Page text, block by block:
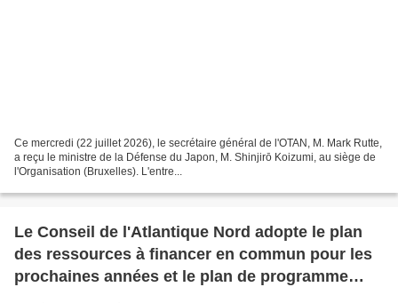
Ce mercredi (22 juillet 2026), le secrétaire général de l'OTAN, M. Mark Rutte,
a reçu le ministre de la Défense du Japon, M. Shinjirō Koizumi, au siège de
l'Organisation (Bruxelles). L'entre...
Le Conseil de l'Atlantique Nord adopte le plan
des ressources à financer en commun pour les
prochaines années et le plan de programme
capacitaire relatif à la chaîne OTAN